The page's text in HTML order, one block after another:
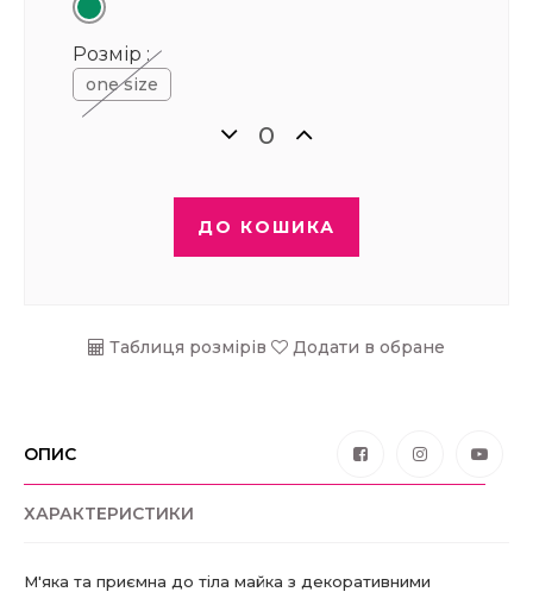
Розмір :
one size
ДО КОШИКА
Таблиця розмірів Додати в обране
ОПИС
ХАРАКТЕРИСТИКИ
М'яка та приємна до тіла майка з декоративними